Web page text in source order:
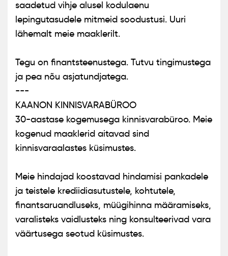
saadetud vihje alusel kodulaenu
lepingutasudele mitmeid soodustusi. Uuri
lähemalt meie maaklerilt.
Tegu on finantsteenustega. Tutvu tingimustega
ja pea nõu asjatundjatega.
---
KAANON KINNISVARABÜROO
30-aastase kogemusega kinnisvarabüroo. Meie
kogenud maaklerid aitavad sind
kinnisvaraalastes küsimustes.
Meie hindajad koostavad hindamisi pankadele
ja teistele krediidiasutustele, kohtutele,
finantsaruandluseks, müügihinna määramiseks,
varalisteks vaidlusteks ning konsulteerivad vara
väärtusega seotud küsimustes.